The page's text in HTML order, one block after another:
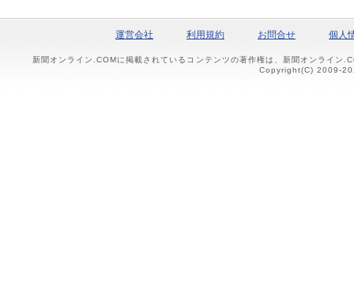
運営会社 利用規約 お問合せ 個人
新聞オンライン.COMに掲載されているコンテンツの著作権は、新聞オンライン
Copyright(C) 2009-